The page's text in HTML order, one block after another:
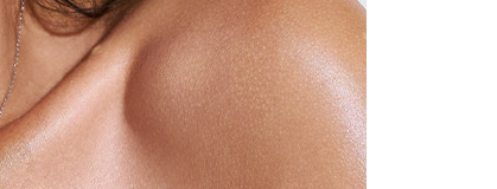
세일 신상 아트랑